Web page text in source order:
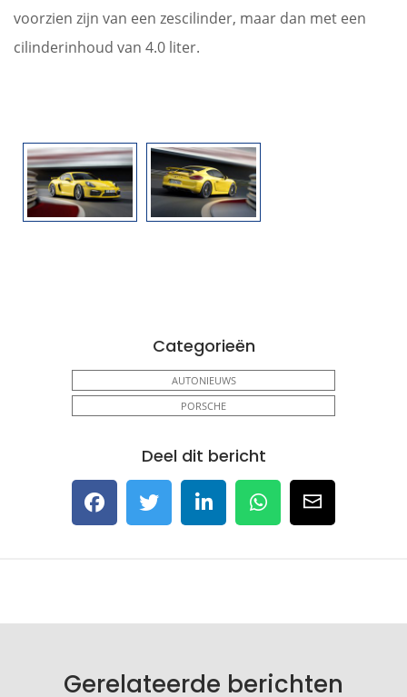
voorzien zijn van een zescilinder, maar dan met een
cilinderinhoud van 4.0 liter.
Categorieën
AUTONIEUWS
PORSCHE
Deel dit bericht
Gerelateerde berichten